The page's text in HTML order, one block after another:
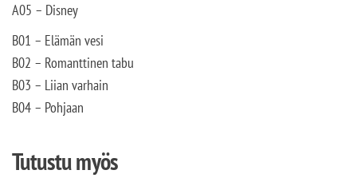
A05 – Disney
B01 – Elämän vesi
B02 – Romanttinen tabu
B03 – Liian varhain
B04 – Pohjaan
Tutustu myös